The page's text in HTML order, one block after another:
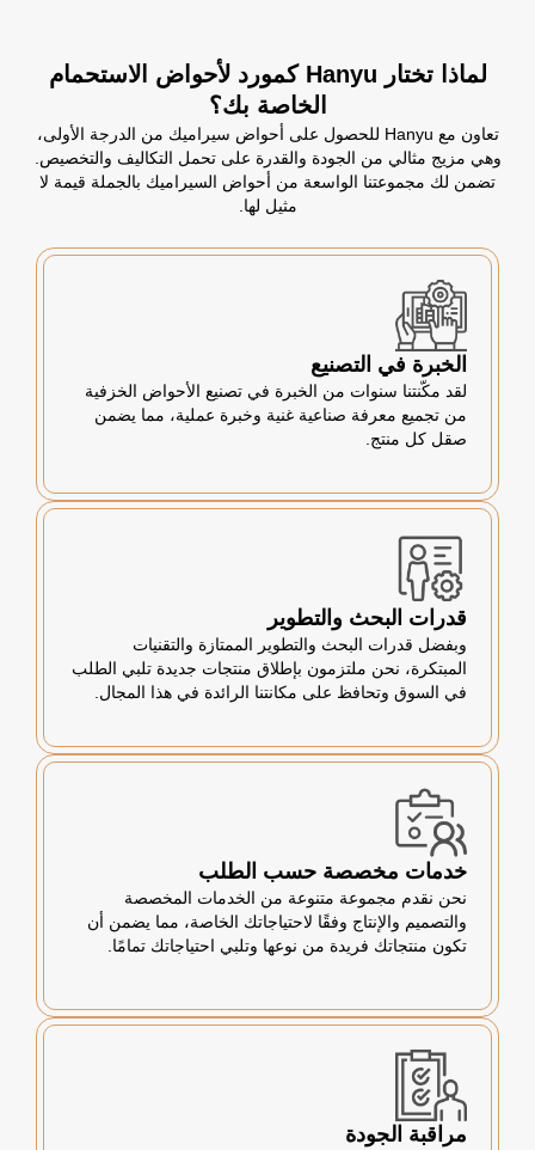
لماذا تختار Hanyu كمورد لأحواض الاستحمام
الخاصة بك؟
تعاون مع Hanyu للحصول على أحواض سيراميك من الدرجة الأولى،
وهي مزيج مثالي من الجودة والقدرة على تحمل التكاليف والتخصيص.
تضمن لك مجموعتنا الواسعة من أحواض السيراميك بالجملة قيمة لا
مثيل لها.
الخبرة في التصنيع
لقد مكّنتنا سنوات من الخبرة في تصنيع الأحواض الخزفية
من تجميع معرفة صناعية غنية وخبرة عملية، مما يضمن
صقل كل منتج.
قدرات البحث والتطوير
وبفضل قدرات البحث والتطوير الممتازة والتقنيات
المبتكرة، نحن ملتزمون بإطلاق منتجات جديدة تلبي الطلب
في السوق وتحافظ على مكانتنا الرائدة في هذا المجال.
خدمات مخصصة حسب الطلب
نحن نقدم مجموعة متنوعة من الخدمات المخصصة
والتصميم والإنتاج وفقًا لاحتياجاتك الخاصة، مما يضمن أن
تكون منتجاتك فريدة من نوعها وتلبي احتياجاتك تمامًا.
مراقبة الجودة